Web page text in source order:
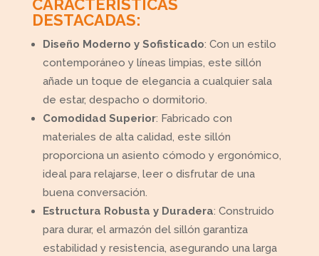
CARACTERÍSTICAS
DESTACADAS:
Diseño Moderno y Sofisticado: Con un estilo
contemporáneo y líneas limpias, este sillón
añade un toque de elegancia a cualquier sala
de estar, despacho o dormitorio.
Comodidad Superior: Fabricado con
materiales de alta calidad, este sillón
proporciona un asiento cómodo y ergonómico,
ideal para relajarse, leer o disfrutar de una
buena conversación.
Estructura Robusta y Duradera: Construido
para durar, el armazón del sillón garantiza
estabilidad y resistencia, asegurando una larga